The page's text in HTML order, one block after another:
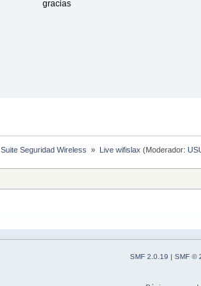
gracias
Suite Seguridad Wireless » Live wifislax (Moderador:
SMF 2.0.19 | SMF ©